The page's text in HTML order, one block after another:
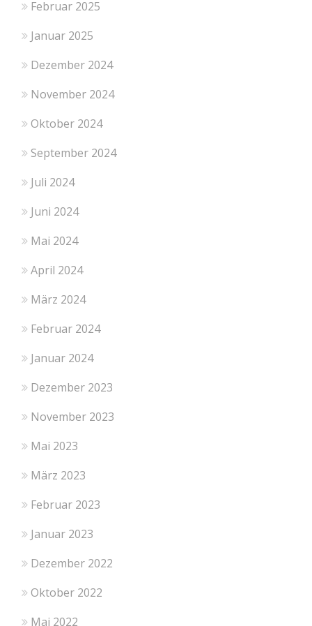
Februar 2025
Januar 2025
Dezember 2024
November 2024
Oktober 2024
September 2024
Juli 2024
Juni 2024
Mai 2024
April 2024
März 2024
Februar 2024
Januar 2024
Dezember 2023
November 2023
Mai 2023
März 2023
Februar 2023
Januar 2023
Dezember 2022
Oktober 2022
Mai 2022